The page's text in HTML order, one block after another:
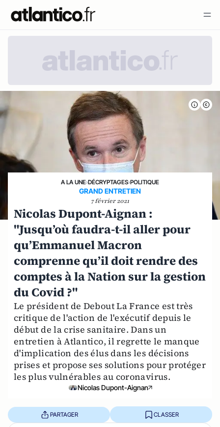
A LA UNE›DÉCRYPTAGES›POLITIQUE
GRAND ENTRETIEN
7 février 2021
Nicolas Dupont-Aignan :
"Jusqu’où faudra-t-il aller pour
qu’Emmanuel Macron
comprenne qu’il doit rendre des
comptes à la Nation sur la gestion
du Covid ?"
Le président de Debout La France est très
critique de l'action de l'exécutif depuis le
début de la crise sanitaire. Dans un
entretien à Atlantico, il regrette le manque
d'implication des élus dans les décisions
prises et propose ses solutions pour protéger
les plus vulnérables au coronavirus.
Nicolas Dupont-Aignan
PARTAGER CLASSER